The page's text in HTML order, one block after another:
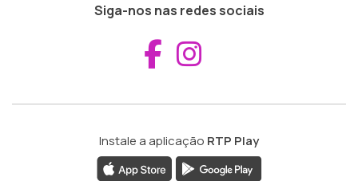
Siga-nos nas redes sociais
Aceder ao
Instale a aplicação RTP Play